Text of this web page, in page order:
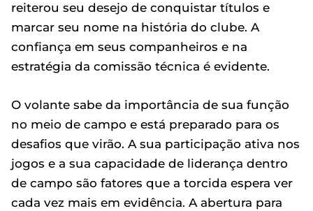
reiterou seu desejo de conquistar títulos e
marcar seu nome na história do clube. A
confiança em seus companheiros e na
estratégia da comissão técnica é evidente.
O volante sabe da importância de sua função
no meio de campo e está preparado para os
desafios que virão. A sua participação ativa nos
jogos e a sua capacidade de liderança dentro
de campo são fatores que a torcida espera ver
cada vez mais em evidência. A abertura para